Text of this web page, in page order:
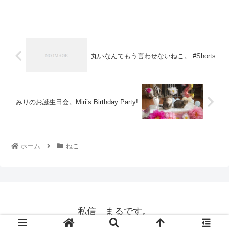
丸いなんてもう言わせないねこ。 #Shorts
みりのお誕生日会。Miri’s Birthday Party!
ホーム ねこ
私信 まるです。
© 2008 私信 まるです。.